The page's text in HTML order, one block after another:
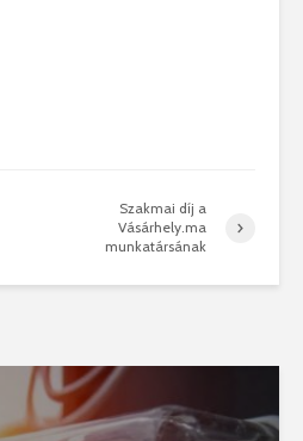
Szakmai díj a
Vásárhely.ma
munkatársának